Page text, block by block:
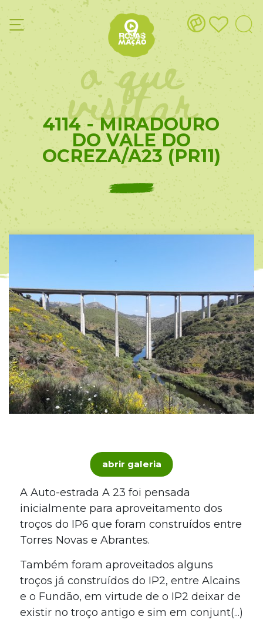
o que
visitar
4114 - MIRADOURO
DO VALE DO
OCREZA/A23 (PR11)
abrir galeria
A Auto-estrada A 23 foi pensada
inicialmente para aproveitamento dos
troços do IP6 que foram construídos entre
Torres Novas e Abrantes.
Também foram aproveitados alguns
troços já construídos do IP2, entre Alcains
e o Fundão, em virtude de o IP2 deixar de
existir no troço antigo e sim em conjunt(...)